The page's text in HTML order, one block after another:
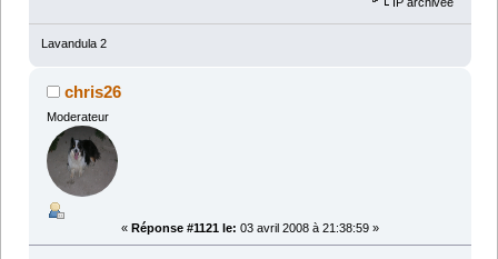
Lavandula 2
chris26
Moderateur
« Réponse #1121 le: 03 avril 2008 à 21:38:59 »